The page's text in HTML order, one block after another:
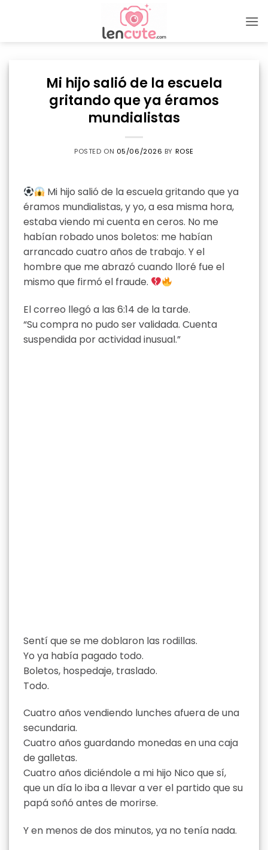
Mi hijo salió de la escuela
gritando que ya éramos
mundialistas
POSTED ON 05/06/2026 BY ROSE
Mi hijo salió de la escuela gritando que ya
éramos mundialistas, y yo, a esa misma hora,
estaba viendo mi cuenta en ceros. No me
habían robado unos boletos: me habían
arrancado cuatro años de trabajo. Y el
hombre que me abrazó cuando lloré fue el
mismo que firmó el fraude.
El correo llegó a las 6:14 de la tarde.
“Su compra no pudo ser validada. Cuenta
suspendida por actividad inusual.”
Sentí que se me doblaron las rodillas.
Yo ya había pagado todo.
Boletos, hospedaje, traslado.
Todo.
Cuatro años vendiendo lunches afuera de una
secundaria.
Cuatro años guardando monedas en una caja
de galletas.
Cuatro años diciéndole a mi hijo Nico que sí,
que un día lo iba a llevar a ver el partido que su
papá soñó antes de morirse.
Y en menos de dos minutos, ya no tenía nada.